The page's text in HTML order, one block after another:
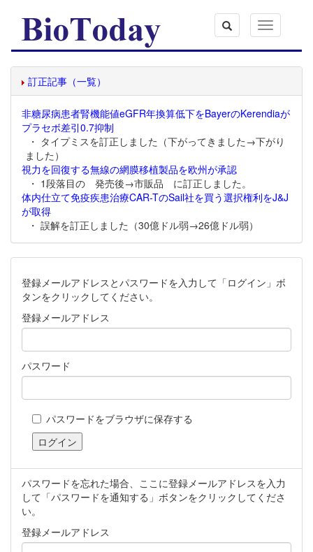
Toggle
navigation
訂正記事（一覧）
非糖尿病患者腎機能値eGFR年換算低下をBayerのKerendiaが
プラセボ差引0.7抑制
・ タイプミスを訂正しました（下がってきました→下がり
ました）
視力を回復する無線の網膜移植製品を欧州が承認
・ 1段落目の 発売後→市販品 に訂正しました。
体内仕立て免疫疾患治療CAR-TのSail社を買う選択権利をJ&J
が取得
・ 誤解を訂正しました（30億ドル弱→26億ドル弱）
登録メールアドレスとパスワードを入力して「ログイン」ボ
タンをクリックしてください。
登録メールアドレス
パスワード
パスワードをブラウザに保存する
パスワードを忘れた場合、ここに登録メールアドレスを入力
して「パスワードを通知する」ボタンをクリックしてくださ
い。
登録メールアドレス